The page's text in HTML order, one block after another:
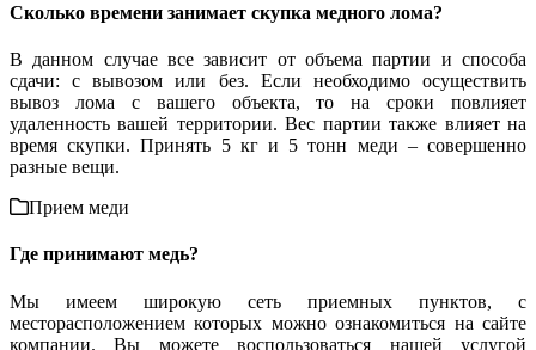
Сколько времени занимает скупка медного лома?
В данном случае все зависит от объема партии и способа
сдачи: с вывозом или без. Если необходимо осуществить
вывоз лома с вашего объекта, то на сроки повлияет
удаленность вашей территории. Вес партии также влияет на
время скупки. Принять 5 кг и 5 тонн меди – совершенно
разные вещи.
Прием меди
Где принимают медь?
Мы имеем широкую сеть приемных пунктов, с
месторасположением которых можно ознакомиться на сайте
компании. Вы можете воспользоваться нашей услугой